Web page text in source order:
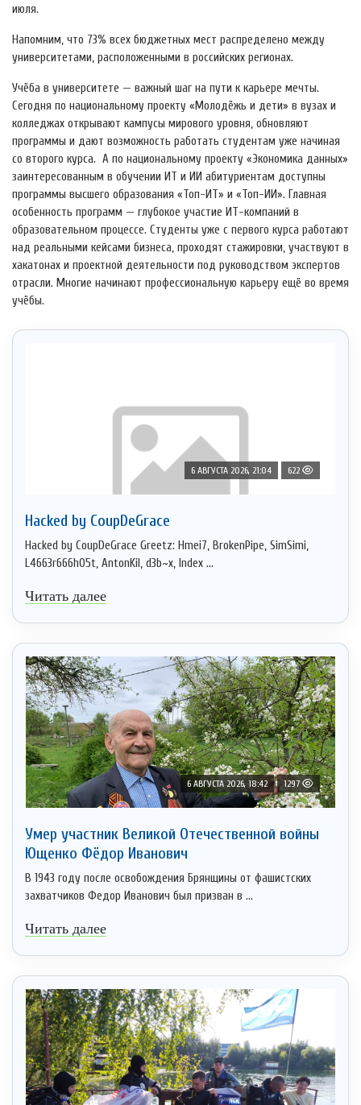
июля.
Напомним, что 73% всех бюджетных мест распределено между
университетами, расположенными в российских регионах.
Учёба в университете — важный шаг на пути к карьере мечты.
Сегодня по национальному проекту «Молодёжь и дети» в вузах и
колледжах открывают кампусы мирового уровня, обновляют
программы и дают возможность работать студентам уже начиная
со второго курса. А по национальному проекту «Экономика данных»
заинтересованным в обучении ИТ и ИИ абитуриентам доступны
программы высшего образования «Топ-ИТ» и «Топ-ИИ». Главная
особенность программ — глубокое участие ИТ-компаний в
образовательном процессе. Студенты уже с первого курса работают
над реальными кейсами бизнеса, проходят стажировки, участвуют в
хакатонах и проектной деятельности под руководством экспертов
отрасли. Многие начинают профессиональную карьеру ещё во время
учёбы.
6 АВГУСТА 2026, 21:04 622
Hacked by CoupDeGrace
Hacked by CoupDeGrace Greetz: Hmei7, BrokenPipe, SimSimi,
L4663r666h05t, AntonKil, d3b~x, Index ...
Читать далее
6 АВГУСТА 2026, 18:42 1297
Умер участник Великой Отечественной войны
Ющенко Фёдор Иванович
В 1943 году после освобождения Брянщины от фашистских
захватчиков Федор Иванович был призван в ...
Читать далее